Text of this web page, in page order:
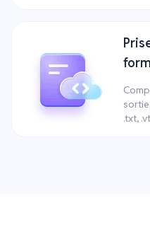
.txt,